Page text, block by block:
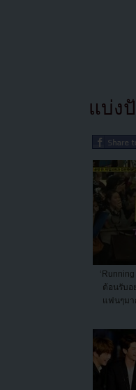
แบ่ง
ต้อนรับอ
แฟนๆมา